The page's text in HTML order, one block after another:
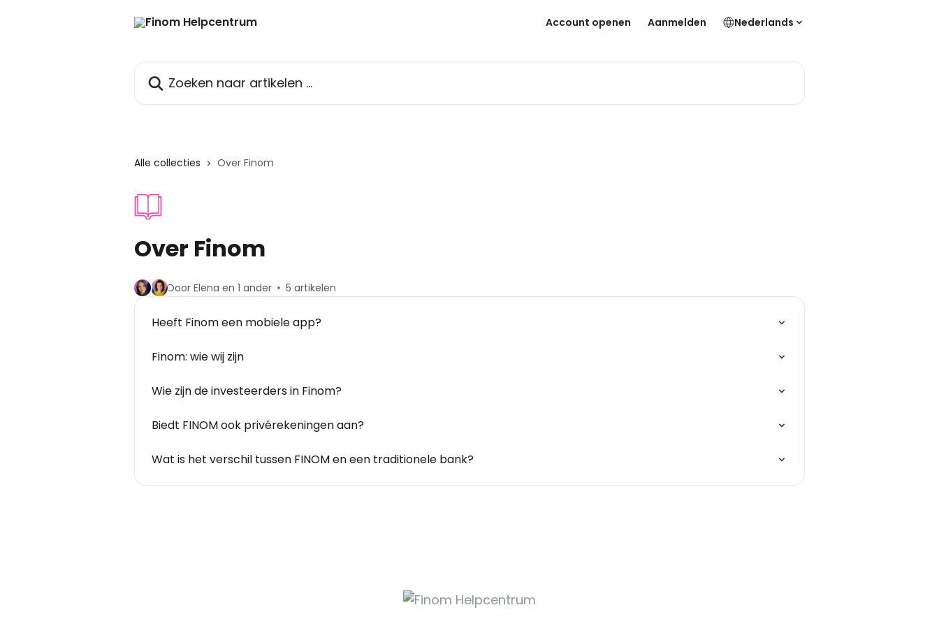
Account openen Aanmelden Nederlands
Alle collecties Over Finom
Over Finom
Door Elena en 1 ander 5 artikelen
Heeft Finom een mobiele app?
Finom: wie wij zijn
Wie zijn de investeerders in Finom?
Biedt FINOM ook privérekeningen aan?
Wat is het verschil tussen FINOM en een traditionele bank?